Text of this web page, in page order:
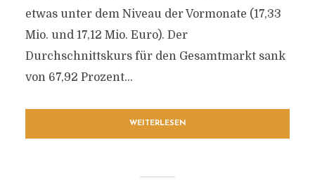
etwas unter dem Niveau der Vormonate (17,33
Mio. und 17,12 Mio. Euro). Der
Durchschnittskurs für den Gesamtmarkt sank
von 67,92 Prozent...
WEITERLESEN